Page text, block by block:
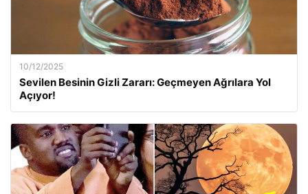
10/12/2025
Sevilen Besinin Gizli Zararı: Geçmeyen Ağrılara Yol
Açıyor!